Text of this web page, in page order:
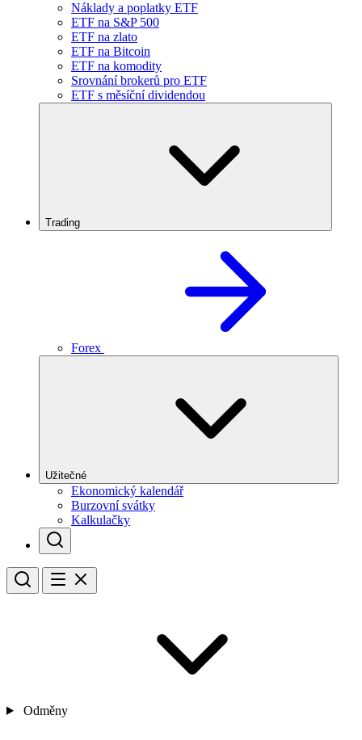
Náklady a poplatky ETF
ETF na S&P 500
ETF na zlato
ETF na Bitcoin
ETF na komodity
Srovnání brokerů pro ETF
ETF s měsíční dividendou
Trading
Forex
Užitečné
Ekonomický kalendář
Burzovní svátky
Kalkulačky
Odměny